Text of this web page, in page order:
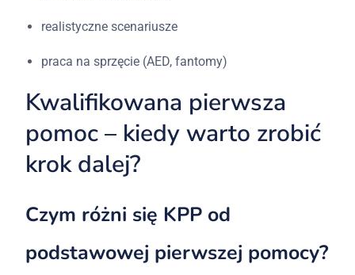
realistyczne scenariusze
praca na sprzęcie (AED, fantomy)
Kwalifikowana pierwsza
pomoc – kiedy warto zrobić
krok dalej?
Czym różni się KPP od
podstawowej pierwszej pomocy?